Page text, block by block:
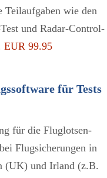
Teilaufgaben wie den
und Radar-Control-
EUR 99.95
für Tests
für die Fluglotsen-
Flugsicherungen in
(UK) und Irland (z.B.